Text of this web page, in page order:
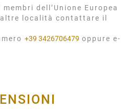
dell’Unione Europea
altre località contattare il
+39 3426706479 oppure e-